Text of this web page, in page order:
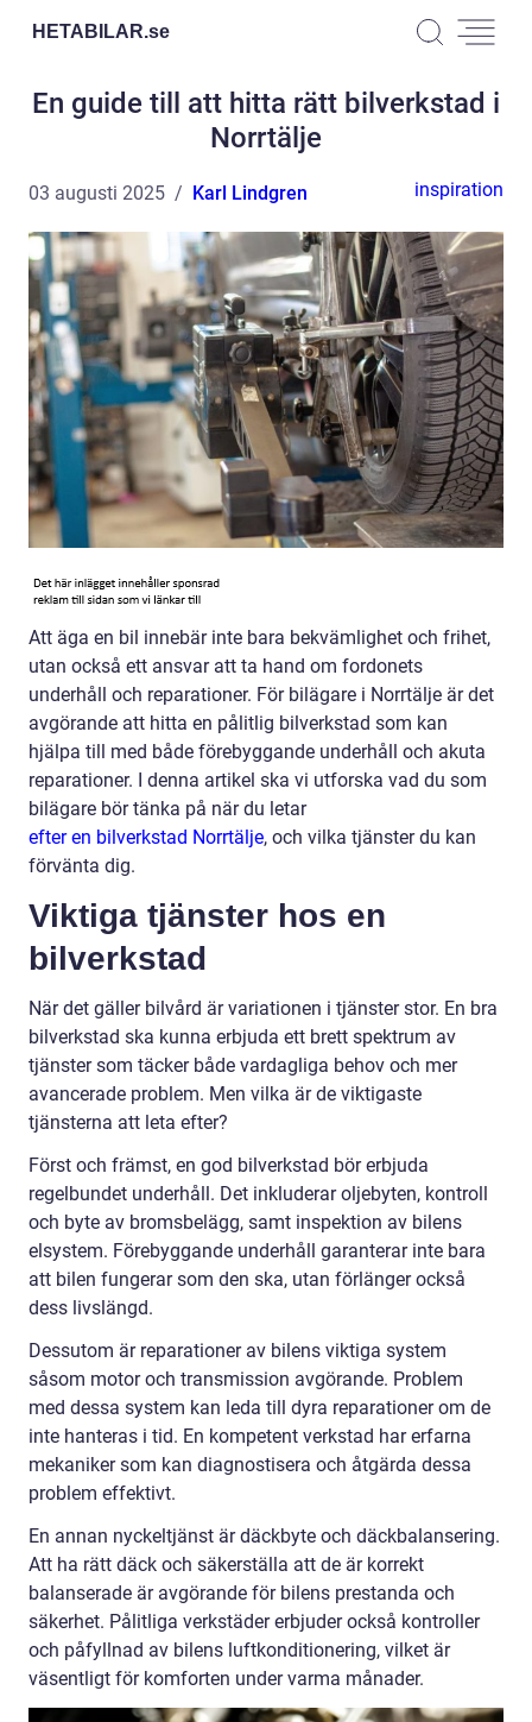
HETABILAR.se
En guide till att hitta rätt bilverkstad i
Norrtälje
03 augusti 2025 Karl Lindgren inspiration
Att äga en bil innebär inte bara bekvämlighet och frihet,
utan också ett ansvar att ta hand om fordonets
underhåll och reparationer. För bilägare i Norrtälje är det
avgörande att hitta en pålitlig bilverkstad som kan
hjälpa till med både förebyggande underhåll och akuta
reparationer. I denna artikel ska vi utforska vad du som
bilägare bör tänka på när du letar
efter en bilverkstad Norrtälje, och vilka tjänster du kan
förvänta dig.
Viktiga tjänster hos en
bilverkstad
När det gäller bilvård är variationen i tjänster stor. En bra
bilverkstad ska kunna erbjuda ett brett spektrum av
tjänster som täcker både vardagliga behov och mer
avancerade problem. Men vilka är de viktigaste
tjänsterna att leta efter?
Först och främst, en god bilverkstad bör erbjuda
regelbundet underhåll. Det inkluderar oljebyten, kontroll
och byte av bromsbelägg, samt inspektion av bilens
elsystem. Förebyggande underhåll garanterar inte bara
att bilen fungerar som den ska, utan förlänger också
dess livslängd.
Dessutom är reparationer av bilens viktiga system
såsom motor och transmission avgörande. Problem
med dessa system kan leda till dyra reparationer om de
inte hanteras i tid. En kompetent verkstad har erfarna
mekaniker som kan diagnostisera och åtgärda dessa
problem effektivt.
En annan nyckeltjänst är däckbyte och däckbalansering.
Att ha rätt däck och säkerställa att de är korrekt
balanserade är avgörande för bilens prestanda och
säkerhet. Pålitliga verkstäder erbjuder också kontroller
och påfyllnad av bilens luftkonditionering, vilket är
väsentligt för komforten under varma månader.